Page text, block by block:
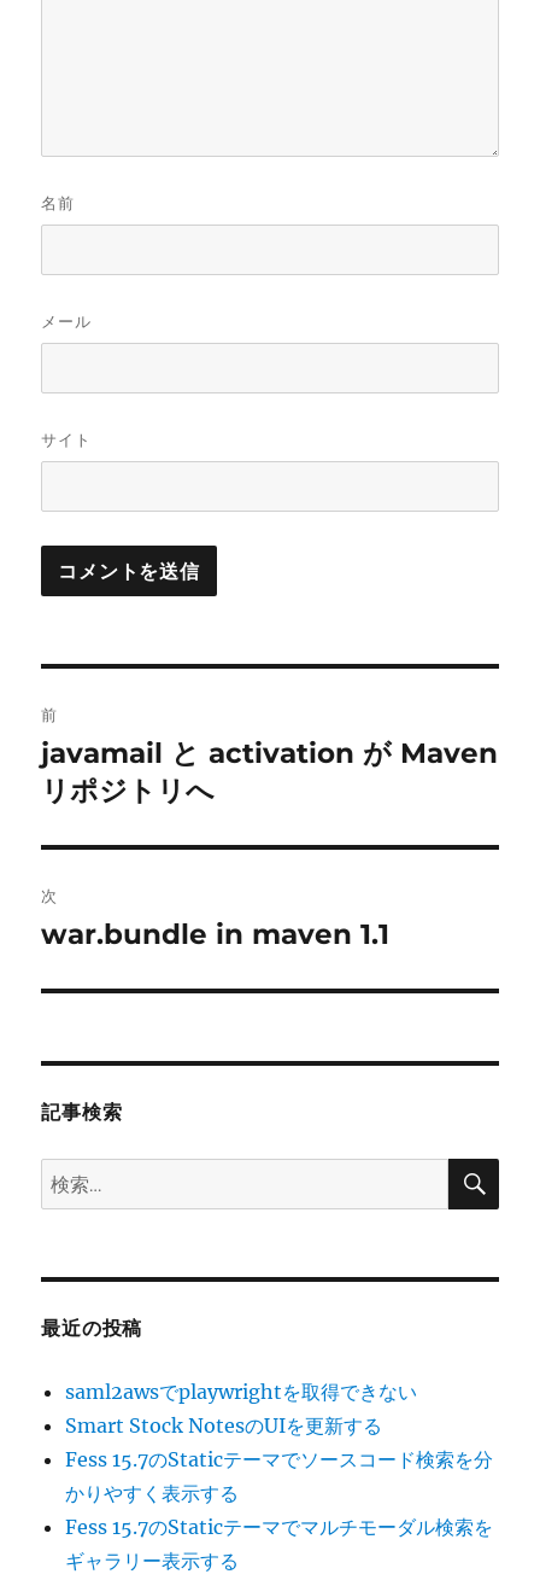
名前
メール
サイト
稿
ナ
ビ
ゲ
ー
シ
ン
前
前
の
稿:
javamail と activation が Maven
リポジトリへ
次
次
投
war.bundle in maven 1.1
記事検索
検
索:
検
最近の投稿
saml2awsでplaywrightを取得できない
Smart Stock NotesのUIを更新する
Fess 15.7のStaticテーマでソースコード検索を分
かりやすく表示する
Fess 15.7のStaticテーマでマルチモーダル検索を
ギャラリー表示する